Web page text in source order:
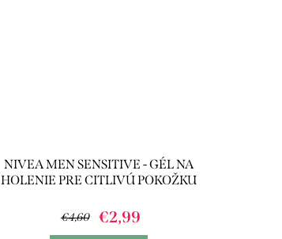
NIVEA MEN SENSITIVE - GÉL NA
HOLENIE PRE CITLIVÚ POKOŽKU
€4,60 €2,99